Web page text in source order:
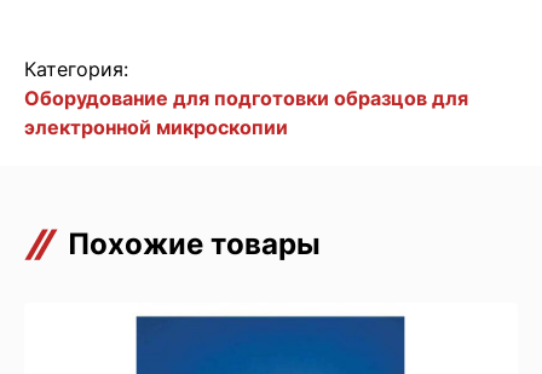
Категория:
Оборудование для подготовки образцов для
электронной микроскопии
Похожие товары